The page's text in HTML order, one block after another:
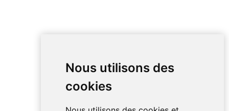
Nous utilisons des
cookies